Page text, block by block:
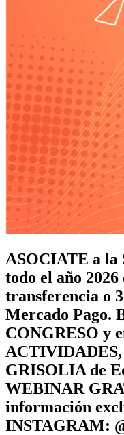
ASOCIATE a la
todo el año
transferencia o
Mercado Pago.
CONGRESO y
ACTIVIDADES,
GRISOLIA de
WEBINAR
información
INSTAGRAM: